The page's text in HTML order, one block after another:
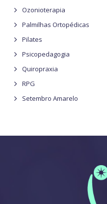
Ozonioterapia
Palmilhas Ortopédicas
Pilates
Psicopedagogia
Quiropraxia
RPG
Setembro Amarelo